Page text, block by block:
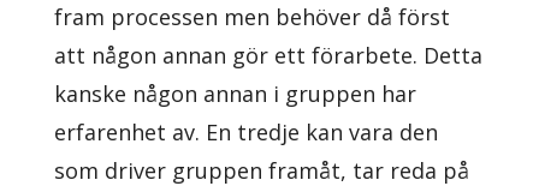
fram processen men behöver då först
att någon annan gör ett förarbete. Detta
kanske någon annan i gruppen har
erfarenhet av. En tredje kan vara den
som driver gruppen framåt, tar reda på